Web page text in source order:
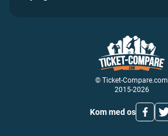
© Ticket-Compare.com
2015-2026
Kom med os